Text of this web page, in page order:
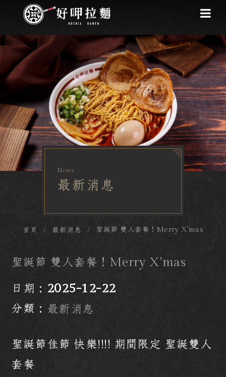
News
最新消息
首頁 最新消息 聖誕節 雙人套餐！Merry X'mas
聖誕節 雙人套餐！Merry X'mas
日期： 2025-12-22
分類： 最新消息
聖誕節佳節 快樂!!!! 期間限定 聖誕雙人
套餐